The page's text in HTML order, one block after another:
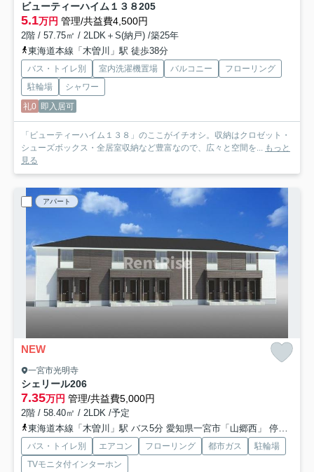
ビューティーハイム１３８205
5.1万円 管理/共益費4,500円
2階 / 57.75㎡ / 2LDK＋S(納戸) /築25年
東海道本線「木曽川」駅 徒歩38分
バス・トイレ別 室内洗濯機置場 バルコニー
フローリング
駐輪場
シャワー
礼0 即入居可
「ビューティーハイム１３８」のここがイチオシ。収納はクロゼット・
シューズボックス・全居室収納など豊富なので、広々と空間を... もっと
見る
アパート
NEW
一宮市光明寺
シェリール206
7.35万円 管理/共益費5,000円
2階 / 58.40㎡ / 2LDK /予定
東海道本線「木曽川」駅 バス5分 愛知県一宮市「山郷西」 停歩12分
バス・トイレ別 エアコン フローリング 都市ガス
駐輪場
TVモニタ付インターホン